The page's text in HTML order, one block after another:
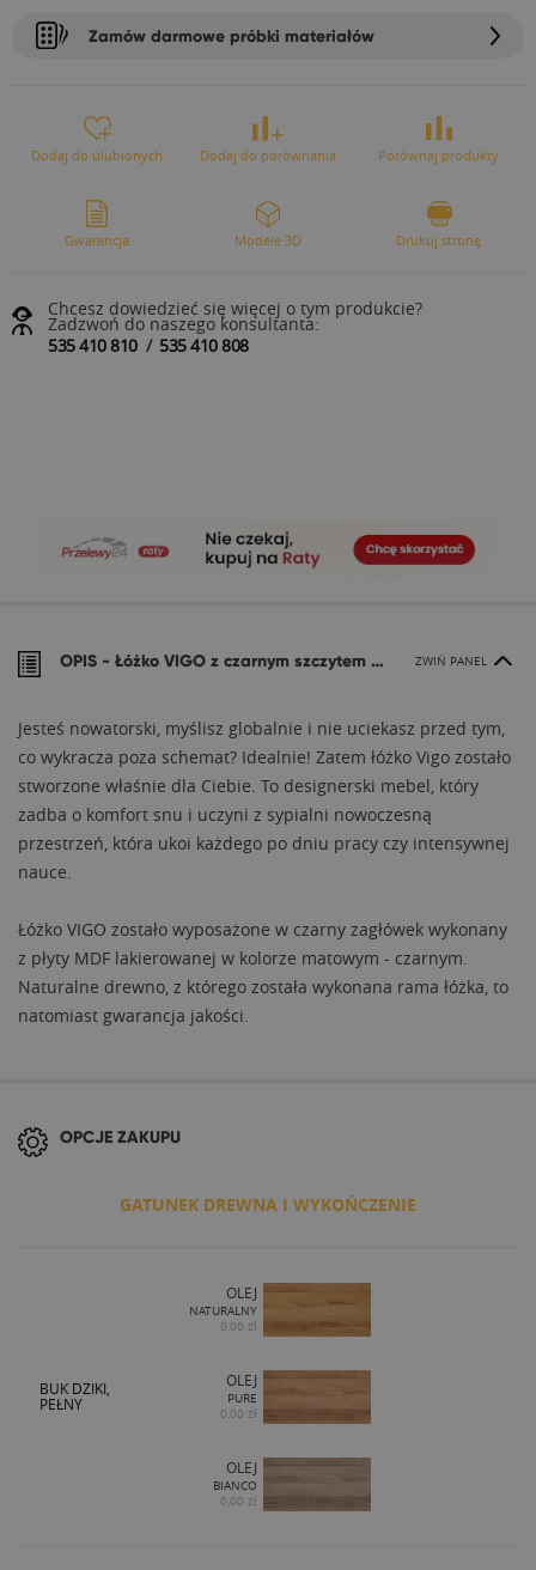
Zamów darmowe próbki materiałów
Dodaj do ulubionych Dodaj do porównania Porównaj produkty
Gwarancja Modele 3D Drukuj stronę
Chcesz dowiedzieć się więcej o tym produkcie?
Zadzwoń do naszego konsultanta:
535 410 810/ 535 410 808
OPIS - Łóżko VIGO z czarnym szczytem MDF ZWIŃ PANEL
Jesteś nowatorski, myślisz globalnie i nie uciekasz przed tym,
co wykracza poza schemat? Idealnie! Zatem łóżko Vigo zostało
stworzone właśnie dla Ciebie. To designerski mebel, który
zadba o komfort snu i uczyni z sypialni nowoczesną
przestrzeń, która ukoi każdego po dniu pracy czy intensywnej
nauce.
Łóżko VIGO zostało wyposażone w czarny zagłówek wykonany
z płyty MDF lakierowanej w kolorze matowym - czarnym.
Naturalne drewno, z którego została wykonana rama łóżka, to
natomiast gwarancja jakości.
OPCJE ZAKUPU
GATUNEK DREWNA I WYKOŃCZENIE
BUK DZIKI,
PEŁNY
OLEJ
NATURALNY
0,00 zł
OLEJ
PURE
0,00 zł
OLEJ
BIANCO
0,00 zł